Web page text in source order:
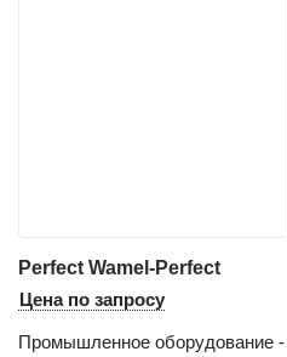
Perfect Wamel-Perfect
Цена по запросу
Промышленное оборудование -